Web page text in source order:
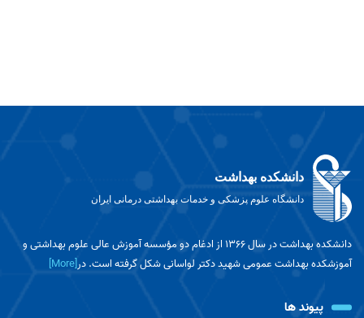
دانشکده بهداشت
دانشگاه علوم پزشکی و خدمات بهداشتی درمانی ایران
دانشکده بهداشت در سال ۱۳۶۶ از ادغام دو مؤسسه آموزش عالی علوم بهداشتی و
آموزشکده بهداشت عمومی شهید دکتر لواسانی شکل گرفته است. در[More]
پیوند ها